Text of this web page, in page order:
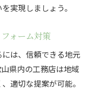
実現しましょう。
ォーム対策
は、信頼できる地元
県内の工務店は地域
適切な提案が可能。